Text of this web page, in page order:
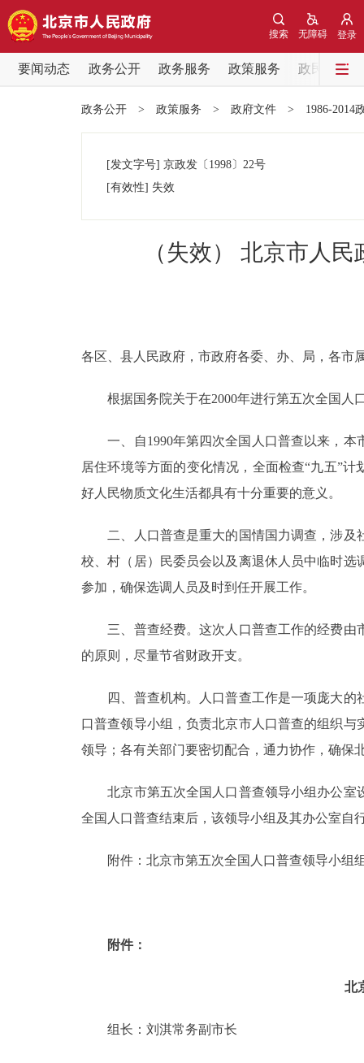
登录
无障碍
搜索
要闻动态 政务公开 政务服务 政策服务
政民互动
党中央精神
政策兑现
决策公开
个人服务
便民服务
中介服务
政民互动
参与调查
走进北京
北京概况
ESPAÑOL
政务公开 > 政策服务 > 政府文件 > 1986-2014
[发文字号] 京政发 〔1998〕 22号
[有效性] 失效
（失效） 北京市人
各区、县人民政府，市政府各委、办、局，各市
根据国务院关于在2000年进行第五次全国人
一、自1990年第四次全国人口普查以来，本
居住环境等方面的变化情况，全面检查“九五”
好人民物质文化生活都具有十分重要的意义。
二、人口普查是重大的国情国力调查，涉及
校、村（居）民委员会以及离退休人员中临时
参加，确保选调人员及时到任开展工作。
三、普查经费。这次人口普查工作的经费由
的原则，尽量节省财政开支。
四、普查机构。人口普查工作是一项庞大的
口普查领导小组，负责北京市人口普查的组织
领导；各有关部门要密切配合，通力协作，确保
北京市第五次全国人口普查领导小组办公室
全国人口普查结束后，该领导小组及其办公室自
附件：北京市第五次全国人口普查领导小组
附件：
北
组长：刘淇常务副市长